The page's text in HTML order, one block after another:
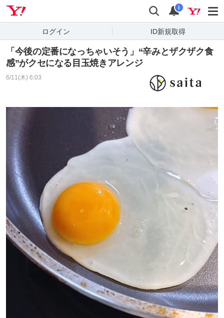
検索 通知
i
ログイン ID新規取得
「今後の定番になっちゃいそう」“辛みとザクザク食
感”がクセになる目玉焼きアレンジ
6/11(木) 6:03